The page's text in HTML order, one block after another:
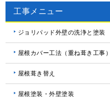
工事メニュー
ジョリパッド外壁の洗浄と塗装
屋根カバー工法（重ね葺き工事）
屋根葺き替え
屋根塗装・外壁塗装